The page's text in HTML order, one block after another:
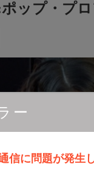
ー
信に問題が発生
ップ・プ